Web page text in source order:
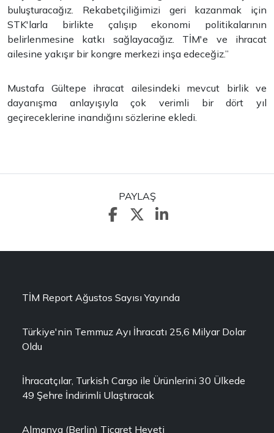
buluşturacağız. Rekabetçiliğimizi geri kazanmak için
STK'larla birlikte çalışıp ekonomi politikalarının
belirlenmesine katkı sağlayacağız. TİM'e ve ihracat
ailesine yakışır bir kongre merkezi inşa edeceğiz.”
Mustafa Gültepe ihracat ailesindeki mevcut birlik ve
dayanışma anlayışıyla çok verimli bir dört yıl
geçireceklerine inandığını sözlerine ekledi.
PAYLAŞ
TİM Report Ağustos Sayısı Yayında
Türkiye'nin Temmuz Ayı İhracatı 25,6 Milyar Dolar
Oldu
İhracatçılar, Turkish Cargo ile Ürünlerini 30 Ülkede
49 Şehre İndirimli Ulaştıracak
Almanya (Berlin) Ticaret Heyeti